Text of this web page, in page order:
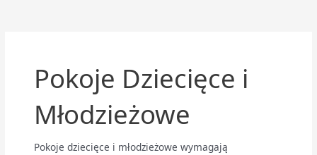
Pokoje Dziecięce i
Młodzieżowe
Pokoje dziecięce i młodzieżowe wymagają